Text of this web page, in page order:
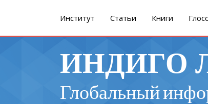
Институт Cтатьи Книги
ИНДИГО
Глобальный